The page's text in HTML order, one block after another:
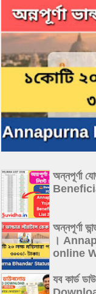
অন্নপূর্ণা
অন্নপূর্ণা
।
online
যব কার্ড